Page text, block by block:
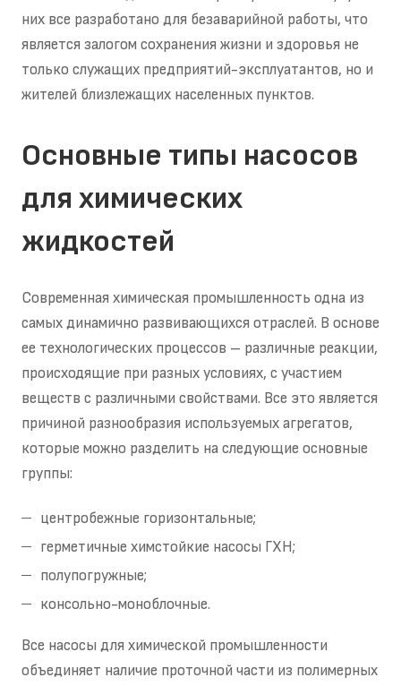
них все разработано для безаварийной работы, что
является залогом сохранения жизни и здоровья не
только служащих предприятий-эксплуатантов, но и
жителей близлежащих населенных пунктов.
Основные типы насосов
для химических
жидкостей
Современная химическая промышленность одна из
самых динамично развивающихся отраслей. В основе
ее технологических процессов – различные реакции,
происходящие при разных условиях, с участием
веществ с различными свойствами. Все это является
причиной разнообразия используемых агрегатов,
которые можно разделить на следующие основные
группы:
центробежные горизонтальные;
герметичные химстойкие насосы ГХН;
полупогружные;
консольно-моноблочные.
Все насосы для химической промышленности
объединяет наличие проточной части из полимерных